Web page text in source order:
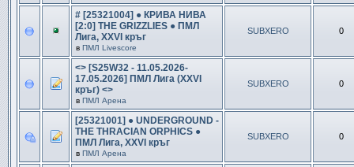
# [25321004] ● КРИВА НИВА
[2:0] THE GRIZZLIES ● ПМЛ
Лига, XXVI кръг
в ПМЛ Livescore
SUBXERO 0
<> [S25W32 - 11.05.2026-
17.05.2026] ПМЛ Лига (XXVI
кръг) <>
в ПМЛ Арена
SUBXERO 0
[25321001] ● UNDERGROUND -
THE THRACIAN ORPHICS ●
ПМЛ Лига, XXVI кръг
в ПМЛ Арена
SUBXERO 0